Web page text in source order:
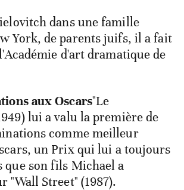
dans une famille
York, de parents juifs, il a fait
d'art dramatique de
aux Oscars"Le
lui a valu la première de
comme meilleur
un Prix qui lui a toujours
que son fils Michael a
"Wall Street" (1987).